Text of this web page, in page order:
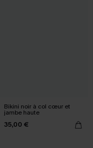
Bikini noir à col cœur et
jambe haute
35,00 €